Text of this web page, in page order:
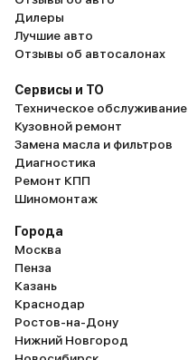
Дилеры
Лучшие авто
Отзывы об автосалонах
Сервисы и ТО
Техническое обслуживание
Кузовной ремонт
Замена масла и фильтров
Диагностика
Ремонт КПП
Шиномонтаж
Города
Москва
Пенза
Казань
Краснодар
Ростов-на-Дону
Нижний Новгород